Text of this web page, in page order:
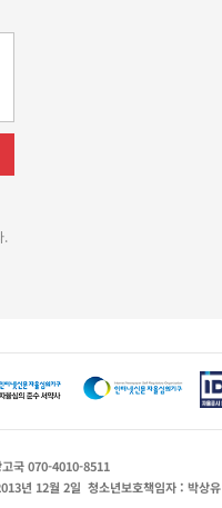
.
고국 070-4010-8511
년 12월 2일 청소년보호책임자 : 박상유